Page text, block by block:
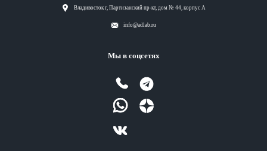
Владивосток г, Партизанский пр-кт, дом № 44, корпус А
info@adlab.ru
Мы в соцсетях